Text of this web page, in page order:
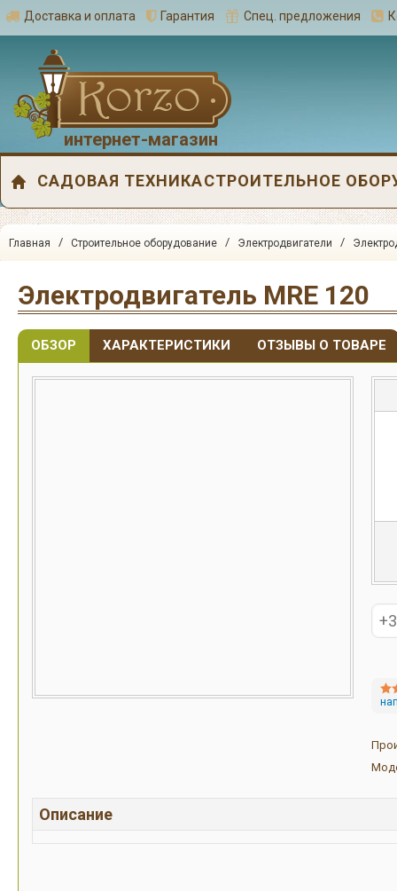
Доставка и оплата Гарантия Спец. предложения
интернет-магазин
САДОВАЯ ТЕХНИКАСТРОИТЕЛЬНОЕ
Главная / Строительное оборудование / Электродвигатели /
Электродвигатель МRE 120
ОБЗОР ХАРАКТЕРИСТИКИ ОТЗЫВЫ О ТОВАРЕ
Описание